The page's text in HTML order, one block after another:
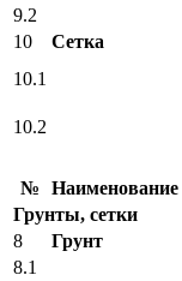
9.2
10
Сетка
10.1
10.2
№ Наименование
Грунты, сетки
8
Грунт
8.1